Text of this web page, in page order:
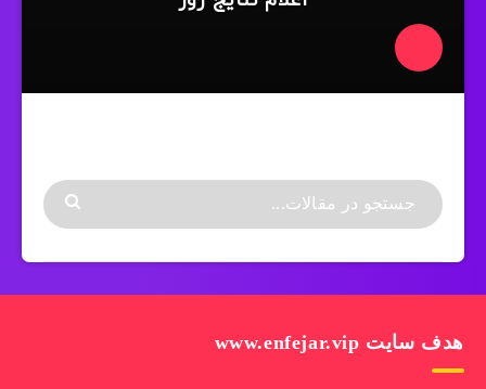
هدف سایت www.enfejar.vip